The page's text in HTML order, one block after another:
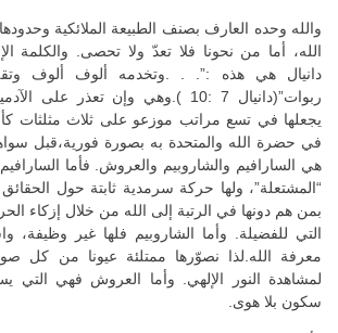
والله وحده العارف بصنف الطبيعة الملائكية
الله، أما من نحونا فلا تعدّ ولا تحصى. والكلمة
دانيال هي هذه :”. . .وتخدمه ألوف ألوف
ربوات”(دانيال 7 :10 ).وهي وإن تعذر
يجعلها في تسع مراتب موزعو على ثلاث مثلثات
في حضرة الله والمتحدة به بصورة فورية،قبل
هي السارافيم والشاروبيم والعروش. فأما
“المشتعلة”، ولها حركة سرمدية ثابتة حول الحقائق
بمن هم دونها في الرتبة إلى الله من خلال إزكاء
التي للفضيلة. وأما الشاروبيم فلها غير وظيفة،
معرفة الله.لذا نصوّرها ممتلئة عيونا من كل
لمشاهدة النور الإلهي. وأما العروش فهي التي
سكون بلا هوى.